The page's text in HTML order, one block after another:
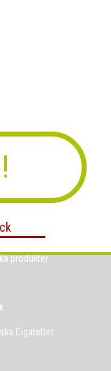
produkter
Cigaretter